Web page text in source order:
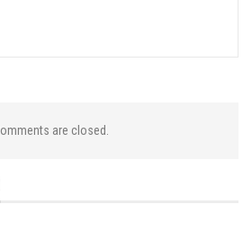
usia 18 bulan
sungguh betul. Semangat mereka ni.
are closed.